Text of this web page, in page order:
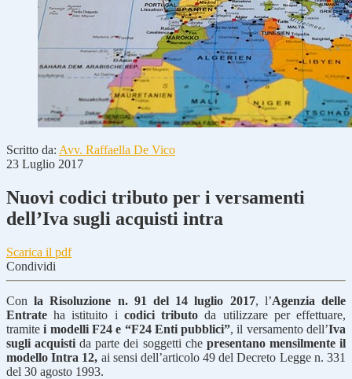
Scritto da: Avv. Raffaella De Vico
23 Luglio 2017
Nuovi codici tributo per i versamenti
dell’Iva sugli acquisti intra
Scarica il pdf
Condividi
Conla Risoluzione n. 91 del 14 luglio 2017, l’Agenzia delle
Entrate ha istituito i codici tributo da utilizzare per effettuare,
tramitei modelli F24 e “F24 Enti pubblici”, il versamento dell’Iva
sugli acquisti da parte dei soggetti che presentano mensilmente il
modello Intra 12, ai sensi dell’articolo 49 del Decreto Legge n. 331
del 30 agosto 1993.